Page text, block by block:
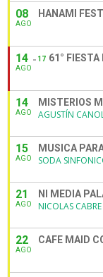
08
AGO
HANAMI FEST
14
AGO
17 61° FIESTA
14
AGO
MISTERIOS
AGUSTÍN
15
AGO
MUSICA
SODA
21
AGO
NI MEDIA
NICOLAS
22
AGO
CAFE MAID